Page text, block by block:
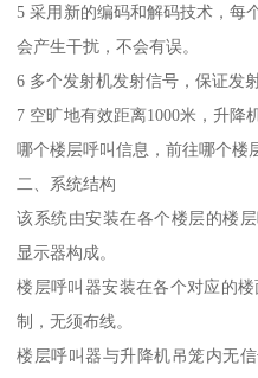
5 采用新的编码和解码技术，每
会产生干扰，不会有误。
6 多个发射机发射信号，保证发
7 空旷地有效距离1000米，升降
哪个楼层呼叫信息，前往哪个楼
二、系统结构
该系统由安装在各个楼层的楼
显示器构成。
楼层呼叫器安装在各个对应的
制，无须布线。
楼层呼叫器与升降机吊笼内无